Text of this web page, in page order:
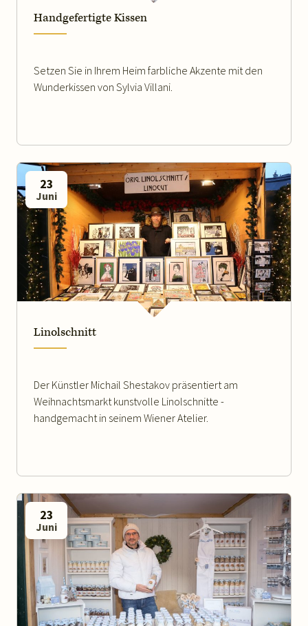
Handgefertigte Kissen
Setzen Sie in Ihrem Heim farbliche Akzente mit den
Wunderkissen von Sylvia Villani.
WEITERLESEN
23
Juni
Linolschnitt
Der Künstler Michail Shestakov präsentiert am
Weihnachtsmarkt kunstvolle Linolschnitte -
handgemacht in seinem Wiener Atelier.
WEITERLESEN
23
Juni